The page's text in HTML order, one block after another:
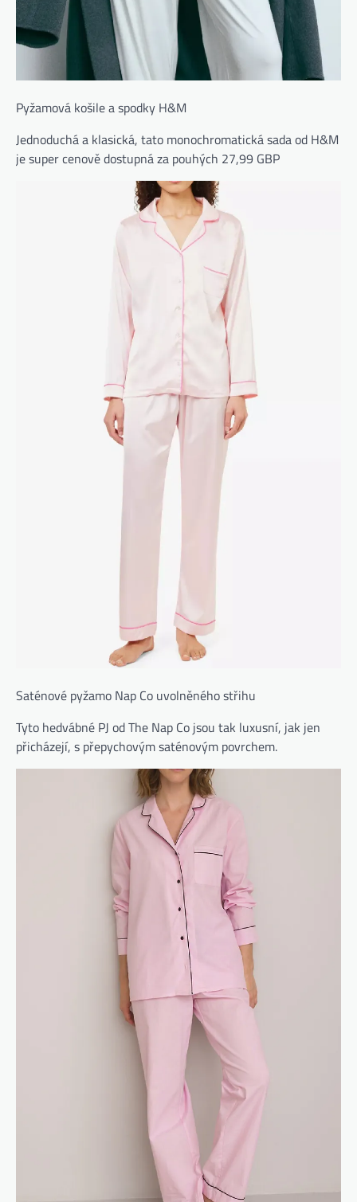
Pyžamová košile a spodky H&M
Jednoduchá a klasická, tato monochromatická sada od H&M
je super cenově dostupná za pouhých 27,99 GBP
Saténové pyžamo Nap Co uvolněného střihu
Tyto hedvábné PJ od The Nap Co jsou tak luxusní, jak jen
přicházejí, s přepychovým saténovým povrchem.